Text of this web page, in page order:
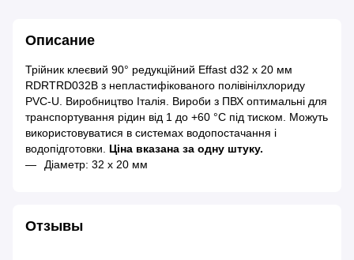
Описание
Трійник клеєвий 90° редукційний Effast d32 x 20 мм
RDRTRD032B з непластифікованого полівінілхлориду
PVC-U. Виробництво Італія. Вироби з ПВХ оптимальні для
транспортування рідин від 1 до +60 °C під тиском. Можуть
використовуватися в системах водопостачання і
водопідготовки. Ціна вказана за одну штуку.
Діаметр: 32 x 20 мм
Отзывы